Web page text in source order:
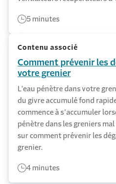
5 minutes
Contenu associé
Comment prévenir les
votre grenier
L’eau pénètre dans votre
du givre accumulé fond
commence à s’accumuler
pénètre dans les greniers
sur comment prévenir les
grenier.
4 minutes